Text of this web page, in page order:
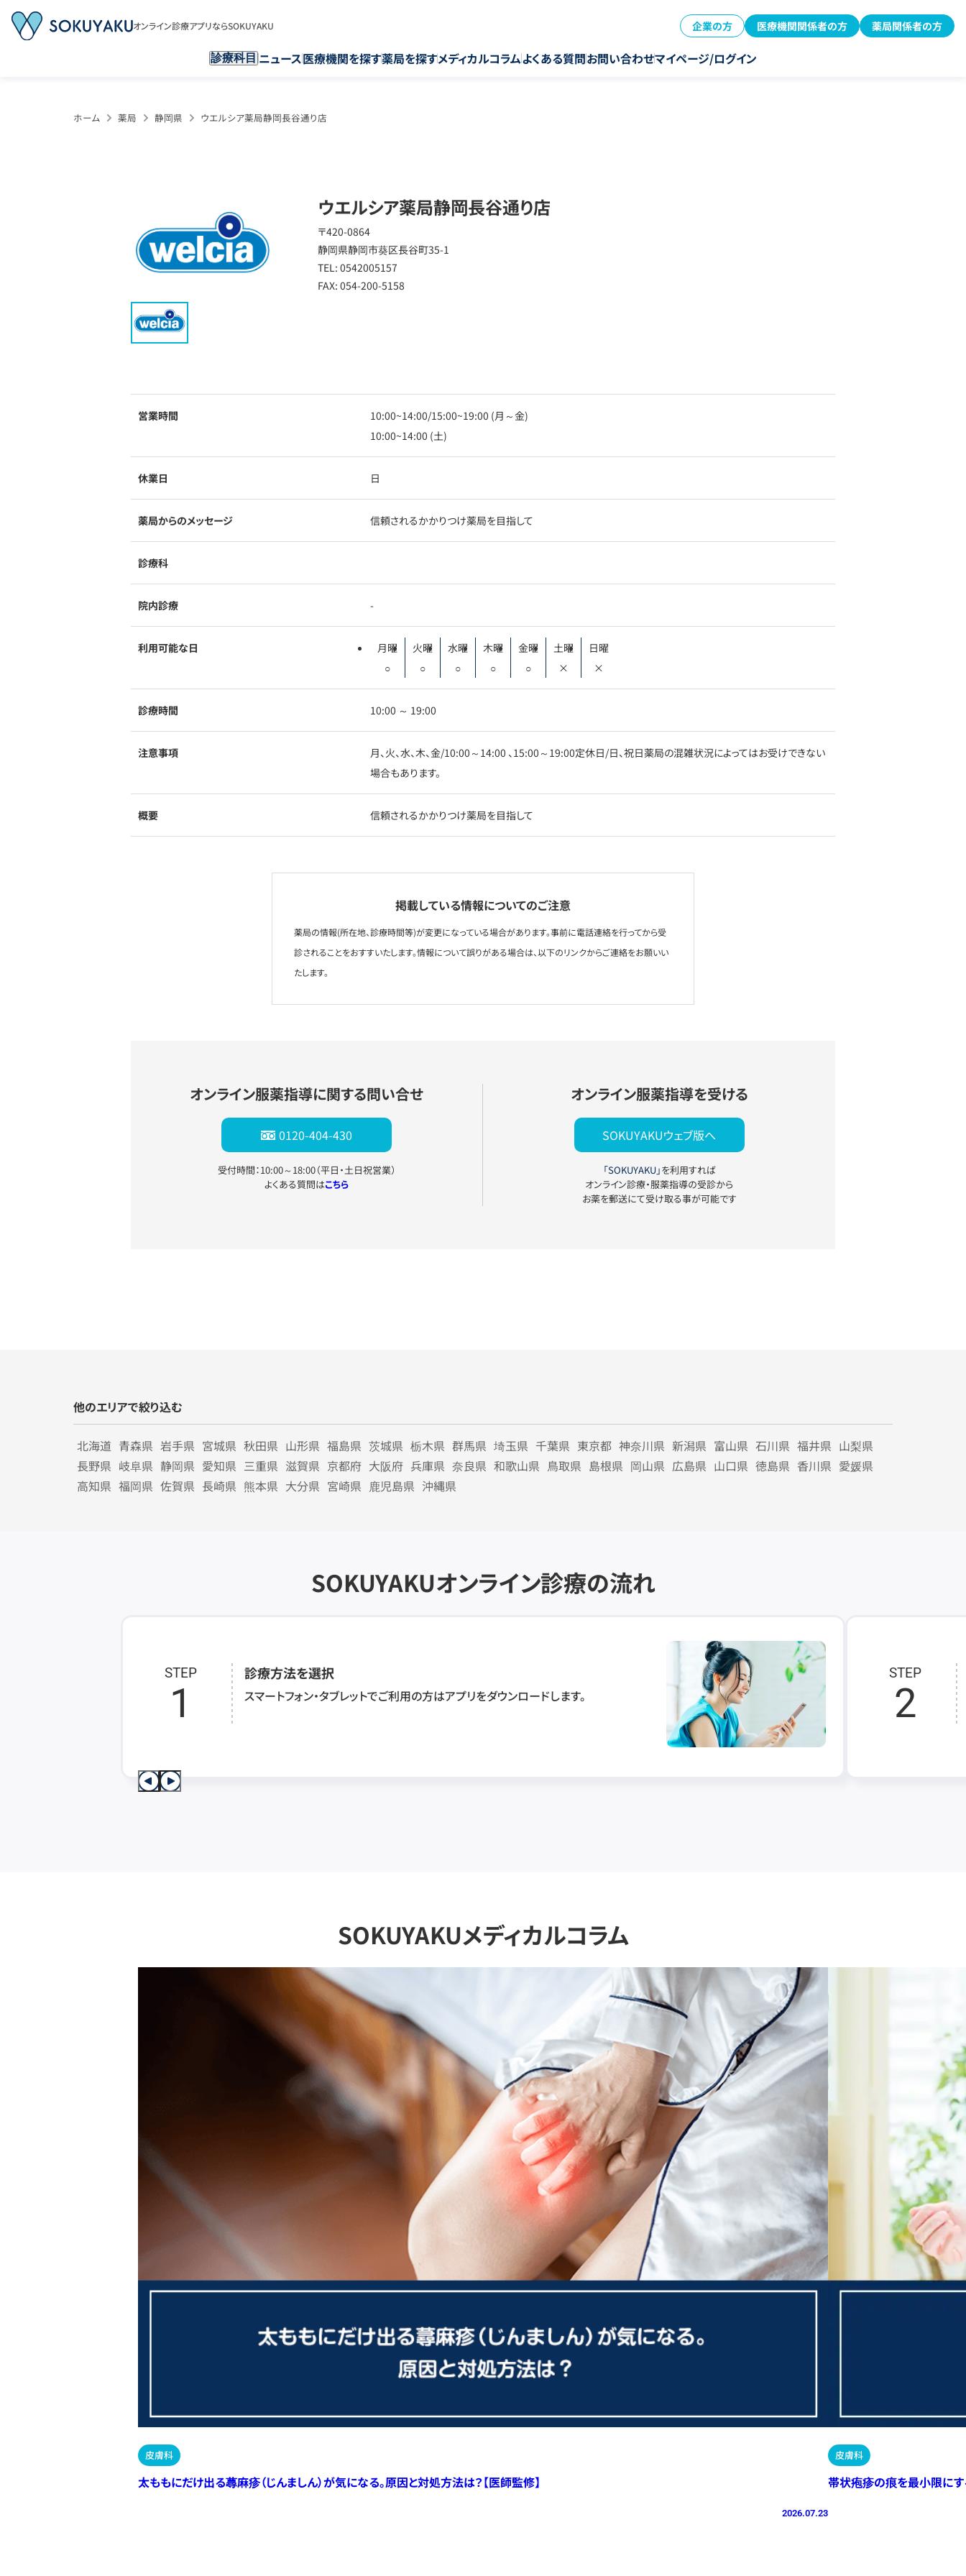
オンライン診療アプリならSOKUYAKU 企業の方 医療機関関係者の方 薬局関係者の方
診療科目 ニュース医療機関を探す薬局を探すメディカルコラムよくある質問お問い合わせマイページ/ログイン
ホーム 薬局 静岡県 ウエルシア薬局静岡長谷通り店
ウエルシア薬局静岡長谷通り店
〒420-0864
静岡県静岡市葵区長谷町35-1
TEL: 0542005157
FAX: 054-200-5158
営業時間
10:00~14:00/15:00~19:00 (月～金)
10:00~14:00 (土)
休業日 日
薬局からのメッセージ 信頼されるかかりつけ薬局を目指して
診療科
院内診療 -
利用可能な日
月曜
○
火曜
○
水曜
○
木曜
○
金曜
○
土曜
×
日曜
×
診療時間 10:00 ～ 19:00
注意事項
月、火、水、木、金/10:00～14:00 、15:00～19:00定休日/日、祝日薬局の混雑状況によってはお受けできない
場合もあります。
概要 信頼されるかかりつけ薬局を目指して
掲載している情報についてのご注意
薬局の情報(所在地、診療時間等)が変更になっている場合があります。事前に電話連絡を行ってから受
診されることをおすすいたします。情報について誤りがある場合は、以下のリンクからご連絡をお願いい
たします。
オンライン服薬指導に関する問い合せ
0120-404-430
受付時間：10:00～18:00（平日・土日祝営業）
よくある質問はこちら
オンライン服薬指導を受ける
SOKUYAKUウェブ版へ
「SOKUYAKU」を利用すれば
オンライン診療・服薬指導の受診から
お薬を郵送にて受け取る事が可能です
他のエリアで絞り込む
北海道 青森県 岩手県 宮城県 秋田県 山形県 福島県 茨城県 栃木県 群馬県 埼玉県 千葉県 東京都 神奈川県 新潟県 富山県 石川県 福井県 山梨県
長野県 岐阜県 静岡県 愛知県 三重県 滋賀県 京都府 大阪府 兵庫県 奈良県 和歌山県 鳥取県 島根県 岡山県 広島県 山口県 徳島県 香川県 愛媛県
高知県 福岡県 佐賀県 長崎県 熊本県 大分県 宮崎県 鹿児島県 沖縄県
SOKUYAKUオンライン診療の流れ
STEP
1
診療方法を選択
スマートフォン・タブレットでご利用の方はアプリをダウンロードします。
STEP
2
SOKUYAKUメディカルコラム
皮膚科
太ももにだけ出る蕁麻疹（じんましん）が気になる。原因と対処方法は？【医師監修】
2026.07.23
皮膚科
帯状疱疹の痕を最小限にす